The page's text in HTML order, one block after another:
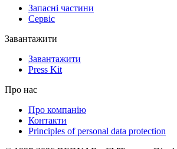
Запасні частини
Сервіс
Завантажити
Завантажити
Press Kit
Про нас
Про компанію
Контакти
Principles of personal data protection